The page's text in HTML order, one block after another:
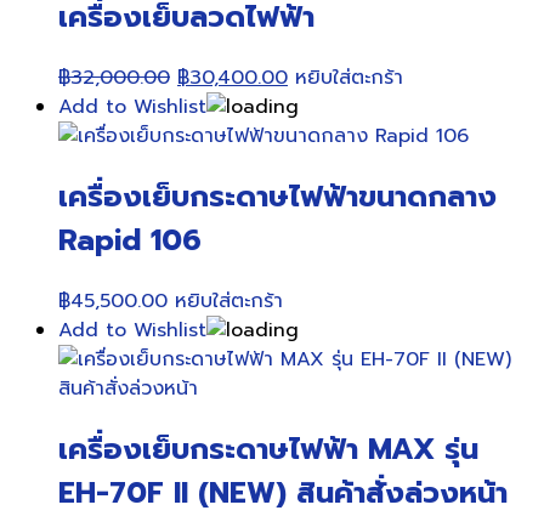
เครื่องเย็บลวดไฟฟ้า
฿32,000.00 Original
price
was:
฿30,400.00Current
price
is:
หยิบใส่ตะกร้า
Add to Wishlist
เครื่องเย็บกระดาษไฟฟ้าขนาดกลาง
Rapid 106
฿45,500.00 หยิบใส่ตะกร้า
Add to Wishlist
เครื่องเย็บกระดาษไฟฟ้า MAX รุ่น
EH-70F II (NEW) สินค้าสั่งล่วงหน้า